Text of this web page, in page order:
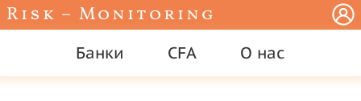
Risk – Monitoring
Банки CFA О нас